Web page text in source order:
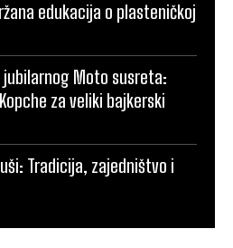
edukacija o plasteničkoj
jubilarnog Moto susreta:
za veliki bajkerski
Tradicija, zajedništvo i